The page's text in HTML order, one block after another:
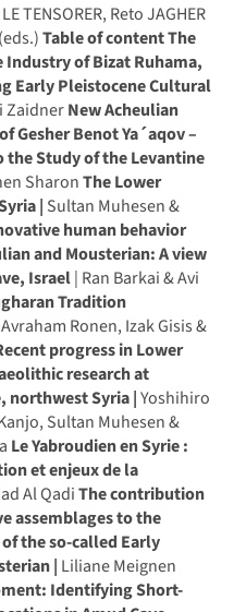
TENSORER, Reto JAGHER
Table of contentThe
Industry of Bizat Ruhama,
Early Pleistocene Cultural
ZaidnerNew Acheulian
Gesher Benot Ya´aqov –
Study of the Levantine
SharonThe Lower
| Sultan Muhesen &
human behavior
and Mousterian: A view
Israel| Ran Barkai & Avi
Tradition
Avraham Ronen, Izak Gisis &
progress in Lower
research at
northwest Syria |Yoshihiro
Sultan Muhesen &
Le Yabroudien en Syrie :
et enjeux de la
Al QadiThe contribution
assemblages to the
the so-called Early
| Liliane Meignen
Identifying Short-